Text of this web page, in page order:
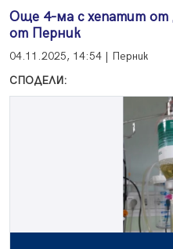
Още 4-ма с хепатит от
от Перник
04.11.2025, 14:54 | Перник
СПОДЕЛИ: